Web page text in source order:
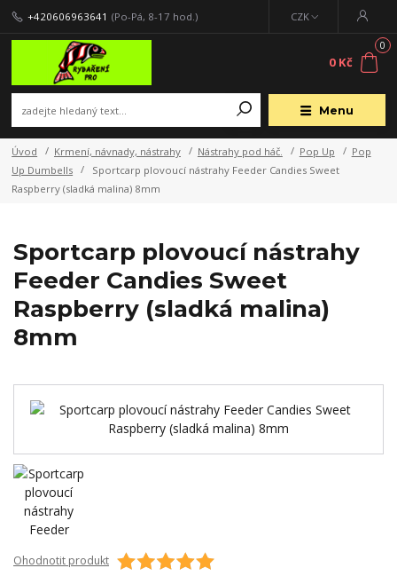
Menu
CZK
+420606963641 (Po-Pá, 8-17 hod.)
0
0 Kč
Úvod Krmení, návnady, nástrahy Nástrahy pod háč. Pop Up
Pop
Up Dumbells
Sportcarp plovoucí nástrahy Feeder Candies Sweet
Raspberry (sladká malina) 8mm
Sportcarp plovoucí nástrahy
Feeder Candies Sweet
Raspberry (sladká malina)
8mm
Ohodnotit produkt